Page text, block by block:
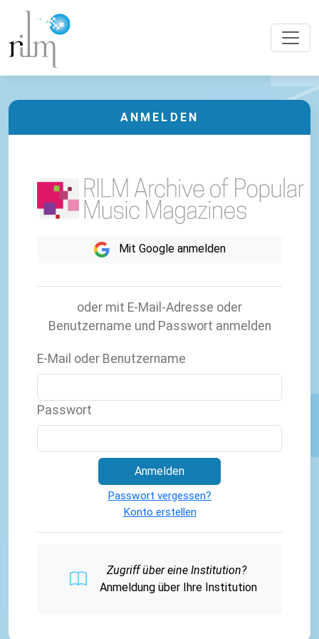
ANMELDEN
Mit Google anmelden
oder mit E-Mail-Adresse oder
Benutzername und Passwort anmelden
E-Mail oder Benutzername
Passwort
Anmelden
Passwort vergessen?
Konto erstellen
Zugriff über eine Institution?
Anmeldung über Ihre Institution